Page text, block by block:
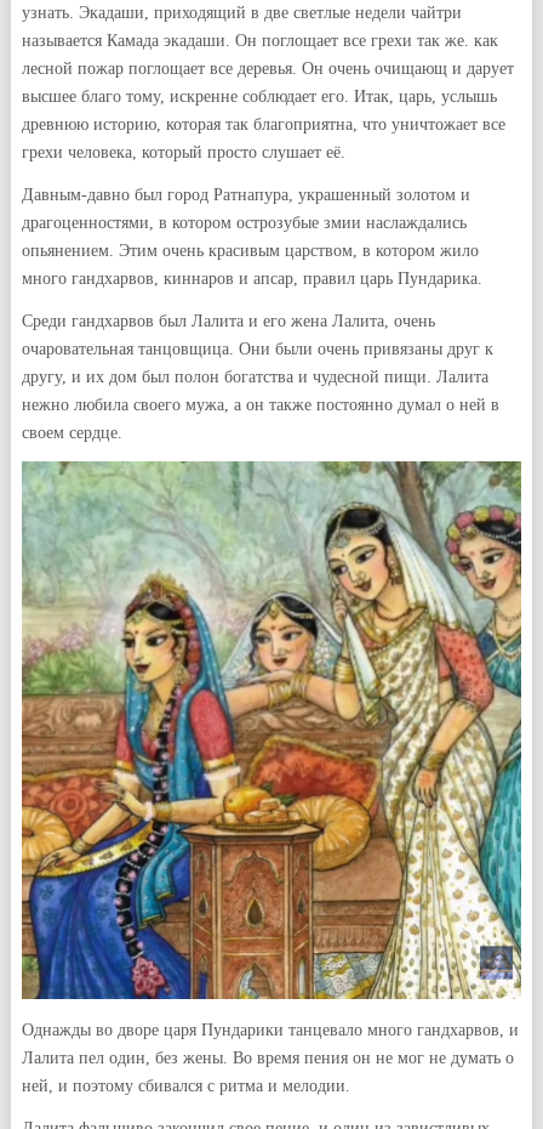
узнать. Экадаши, приходящий в две светлые недели чайтри
называется Камада экадаши. Он поглощает все грехи так же. как
лесной пожар поглощает все деревья. Он очень очищающ и дарует
высшее благо тому, искренне соблюдает его. Итак, царь, услышь
древнюю историю, которая так благоприятна, что уничтожает все
грехи человека, который просто слушает её.
Давным-давно был город Ратнапура, украшенный золотом и
драгоценностями, в котором острозубые змии наслаждались
опьянением. Этим очень красивым царством, в котором жило
много гандхарвов, киннаров и апсар, правил царь Пундарика.
Среди гандхарвов был Лалита и его жена Лалита, очень
очаровательная танцовщица. Они были очень привязаны друг к
другу, и их дом был полон богатства и чудесной пищи. Лалита
нежно любила своего мужа, а он также постоянно думал о ней в
своем сердце.
Однажды во дворе царя Пундарики танцевало много гандхарвов, и
Лалита пел один, без жены. Во время пения он не мог не думать о
ней, и поэтому сбивался с ритма и мелодии.